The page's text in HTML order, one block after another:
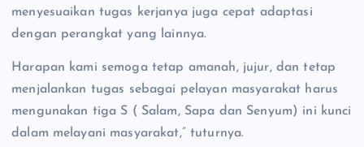
menyesuaikan tugas kerjanya juga cepat adaptasi
dengan perangkat yang lainnya.
Harapan kami semoga tetap amanah, jujur, dan tetap
menjalankan tugas sebagai pelayan masyarakat harus
mengunakan tiga S ( Salam, Sapa dan Senyum) ini kunci
dalam melayani masyarakat,” tuturnya.